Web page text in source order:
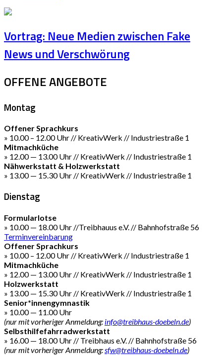
Vortrag: Neue Medien zwischen Fake
News und Verschwörung
OFFENE ANGEBOTE
Montag
Offener Sprachkurs
» 10.00 – 12.00 Uhr // KreativWerk // Industriestraße 1
Mitmachküche
» 12.00 — 13.00 Uhr // KreativWerk // Industriestraße 1
Nähwerkstatt & Holzwerkstatt
» 13.00 — 15.30 Uhr // KreativWerk // Industriestraße 1
Dienstag
Formularlotse
» 10.00 — 18.00 Uhr //Treibhauus e.V. // Bahnhofstraße 56
Terminvereinbarung
Offener Sprachkurs
» 10.00 – 12.00 Uhr // KreativWerk // Industriestraße 1
Mitmachküche
» 12.00 — 13.00 Uhr // KreativWerk // Industriestraße 1
Holzwerkstatt
» 13.00 — 15.30 Uhr // KreativWerk // Industriestraße 1
Senior*innengymnastik
» 10.00 — 11.00 Uhr
(nur mit vorheriger Anmeldung: info@treibhaus-doebeln.de)
Selbsthilfefahrradwerkstatt
» 16.00 — 18.00 Uhr // Treibhaus e.V. // Bahnhofstraße 56
(nur mit vorheriger Anmeldung:sfw@treibhaus-doebeln.de)